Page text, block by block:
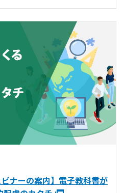
ビナーの案内】電子教科書が